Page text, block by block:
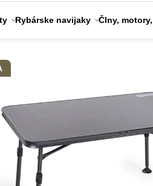
Rybárske navijaky Člny,